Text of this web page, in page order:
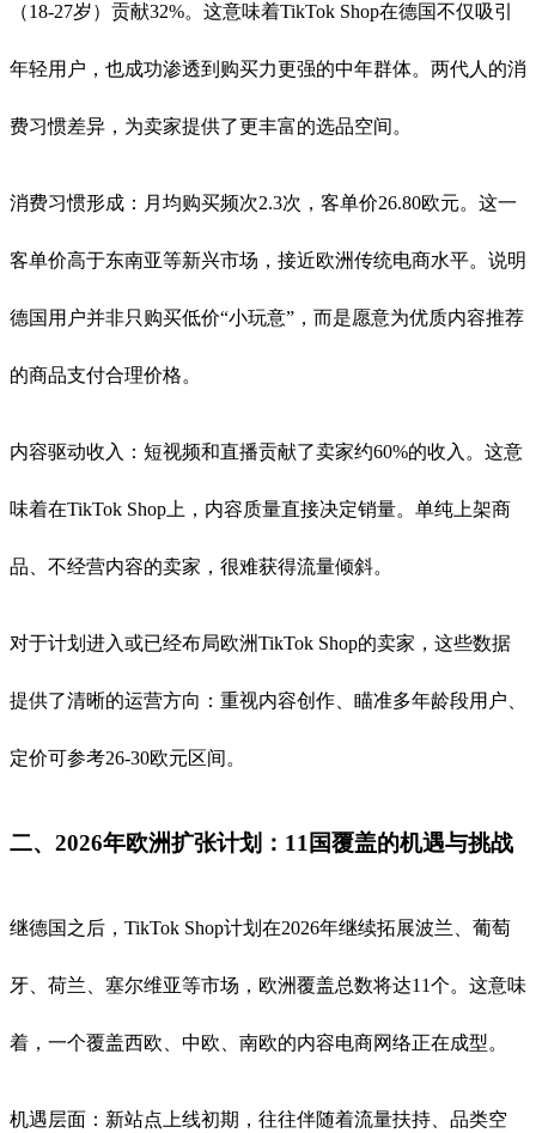
（18-27岁）贡献32%。这意味着TikTok Shop在德国不仅吸引
年轻用户，也成功渗透到购买力更强的中年群体。两代人的消
费习惯差异，为卖家提供了更丰富的选品空间。
消费习惯形成：月均购买频次2.3次，客单价26.80欧元。这一
客单价高于东南亚等新兴市场，接近欧洲传统电商水平。说明
德国用户并非只购买低价“小玩意”，而是愿意为优质内容推荐
的商品支付合理价格。
内容驱动收入：短视频和直播贡献了卖家约60%的收入。这意
味着在TikTok Shop上，内容质量直接决定销量。单纯上架商
品、不经营内容的卖家，很难获得流量倾斜。
对于计划进入或已经布局欧洲TikTok Shop的卖家，这些数据
提供了清晰的运营方向：重视内容创作、瞄准多年龄段用户、
定价可参考26-30欧元区间。
二、2026年欧洲扩张计划：11国覆盖的机遇与挑战
继德国之后，TikTok Shop计划在2026年继续拓展波兰、葡萄
牙、荷兰、塞尔维亚等市场，欧洲覆盖总数将达11个。这意味
着，一个覆盖西欧、中欧、南欧的内容电商网络正在成型。
机遇层面：新站点上线初期，往往伴随着流量扶持、品类空